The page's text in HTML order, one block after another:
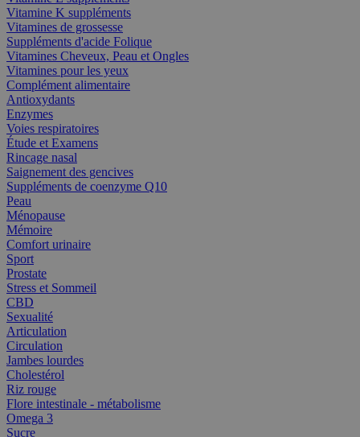
Vitamine K suppléments
Vitamines de grossesse
Suppléments d'acide Folique
Vitamines Cheveux, Peau et Ongles
Vitamines pour les yeux
Complément alimentaire
Antioxydants
Enzymes
Voies respiratoires
Étude et Examens
Rincage nasal
Saignement des gencives
Suppléments de coenzyme Q10
Peau
Ménopause
Mémoire
Comfort urinaire
Sport
Prostate
Stress et Sommeil
CBD
Sexualité
Articulation
Circulation
Jambes lourdes
Cholestérol
Riz rouge
Flore intestinale - métabolisme
Omega 3
Sucre